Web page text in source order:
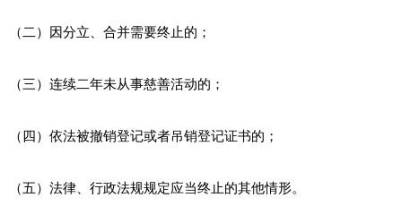
（二）因分立、合并需要终止的；
（三）连续二年未从事慈善活动的；
（四）依法被撤销登记或者吊销登记证书的；
（五）法律、行政法规规定应当终止的其他情形。